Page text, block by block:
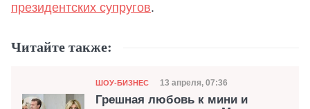
президентских супругов.
Читайте также:
Категория
ШОУ-БИЗНЕС Дата публикации
13 апреля, 07:36
Грешная любовь к мини и